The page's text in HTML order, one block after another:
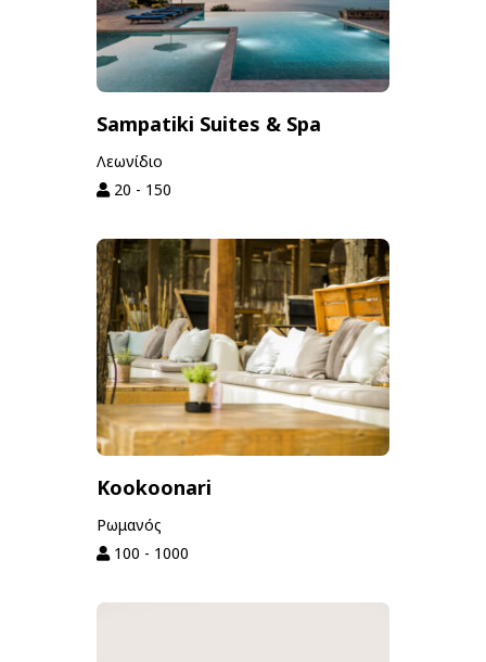
Sampatiki Suites & Spa
Λεωνίδιο
20 - 150
Kookoonari
Ρωμανός
100 - 1000